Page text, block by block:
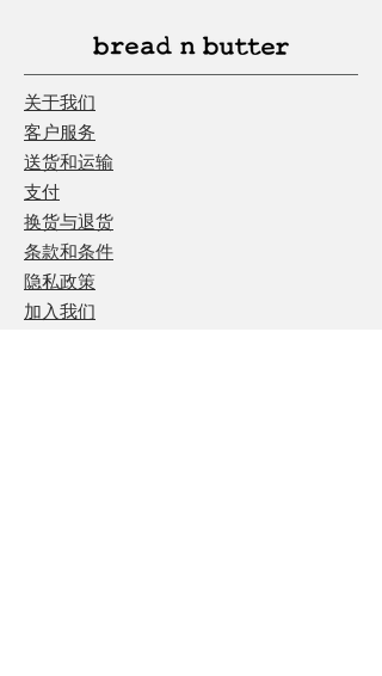
关于我们
客户服务
送货和运输
支付
换货与退货
条款和条件
隐私政策
加入我们